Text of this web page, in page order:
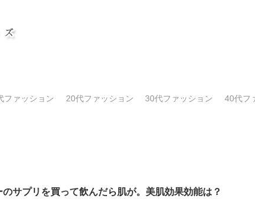
ファッション 20代ファッション 30代ファッション 40代フ
サプリを買って飲んだら肌が。美肌効果効能は？